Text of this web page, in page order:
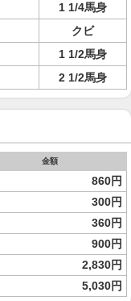
1 1/4馬身
クビ
1 1/2馬身
2 1/2馬身
金額
860円
300円
360円
900円
2,830円
5,030円